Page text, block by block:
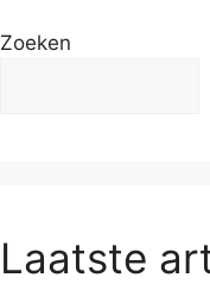
Zoeken
Laatste